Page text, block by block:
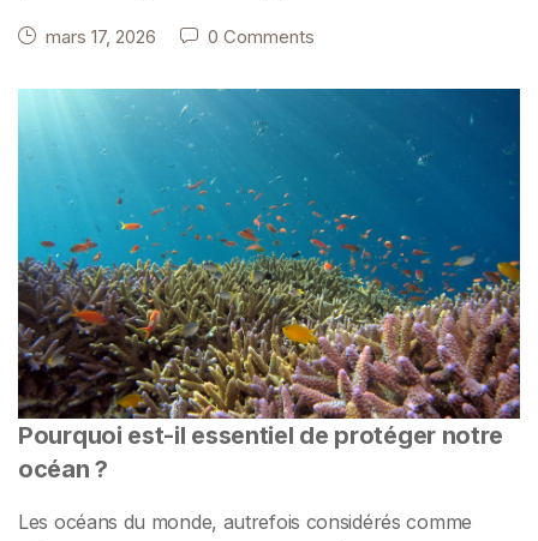
océan
mars 17, 2026 0 Comments
Pourquoi est-il essentiel de protéger notre
océan ?
Les océans du monde, autrefois considérés comme